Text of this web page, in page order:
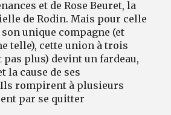
et de Rose Beuret, la
de Rodin. Mais pour celle
unique compagne (et
telle), cette union à trois
pas plus) devint un fardeau,
la cause de ses
rompirent à plusieurs
par se quitter